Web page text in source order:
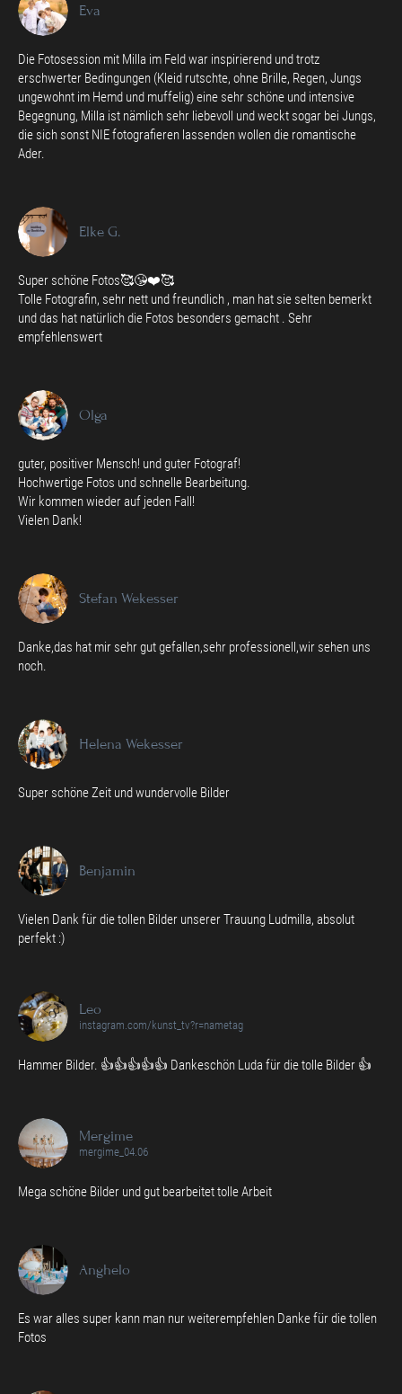
Eva
Die Fotosession mit Milla im Feld war inspirierend und trotz
erschwerter Bedingungen (Kleid rutschte, ohne Brille, Regen, Jungs
ungewohnt im Hemd und muffelig) eine sehr schöne und intensive
Begegnung, Milla ist nämlich sehr liebevoll und weckt sogar bei Jungs,
die sich sonst NIE fotografieren lassenden wollen die romantische
Ader.
Elke G.
Super schöne Fotos🥰😘❤️🥰
Tolle Fotografin, sehr nett und freundlich , man hat sie selten bemerkt
und das hat natürlich die Fotos besonders gemacht . Sehr
empfehlenswert
Olga
guter, positiver Mensch! und guter Fotograf!
Hochwertige Fotos und schnelle Bearbeitung.
Wir kommen wieder auf jeden Fall!
Vielen Dank!
Stefan Wekesser
Danke,das hat mir sehr gut gefallen,sehr professionell,wir sehen uns
noch.
Helena Wekesser
Super schöne Zeit und wundervolle Bilder
Benjamin
Vielen Dank für die tollen Bilder unserer Trauung Ludmilla, absolut
perfekt :)
Leo
instagram.com/kunst_tv?r=nametag
Hammer Bilder. 👍👍👍👍👍 Dankeschön Luda für die tolle Bilder 👍
Mergime
mergime_04.06
Mega schöne Bilder und gut bearbeitet tolle Arbeit
Anghelo
Es war alles super kann man nur weiterempfehlen Danke für die tollen
Fotos